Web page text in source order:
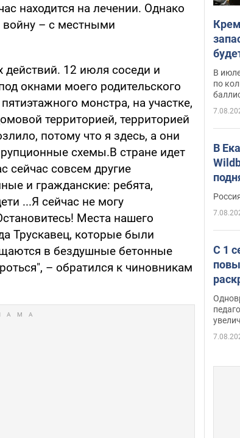
находится на лечении. Однако
– с местными
12 июля соседи и
окнами моего родительского
монстра, на участке,
территорией, территорией
потому что я здесь, а они
схемы.В стране идет
сейчас совсем другие
и гражданские: ребята,
...Я сейчас не могу
Места нашего
Трускавец, которые были
в бездушные бетонные
– обратился к чиновникам
В
по
В
С 1